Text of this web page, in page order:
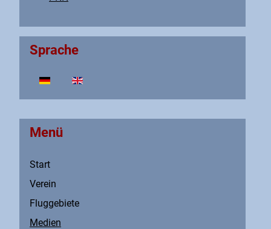
Menü
Start
Verein
Fluggebiete
Medien
Sprache
Sprache auswählen